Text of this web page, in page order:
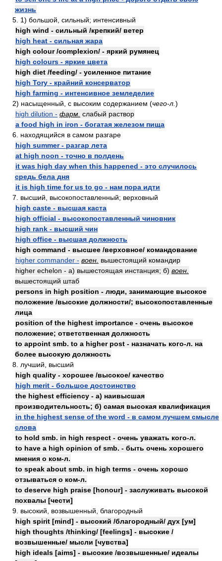
жизнь
5. 1) большой, сильный; интенсивный
high wind - сильный /крепкий/ ветер
high heat - сильная жара
high colour /complexion/ - яркий румянец
high colours - яркие цвета
high diet /feeding/ - усиленное питание
high Tory - крайний консерватор
high farming - интенсивное земледелие
2) насыщенный, с высоким содержанием (чего-л. )
high dilution - фарм. слабый раствор
a food high in iron - богатая железом пища
6. находящийся в самом разгаре
high summer - разгар лета
at high noon - точно в полдень
it was high day when this happened - это случилось
средь бела дня
it is high time for us to go - нам пора идти
7. высший, высокопоставленный; верховный
high caste - высшая каста
high official - высокопоставленный чиновник
high rank - высший чин
high office - высшая должность
high command - высшее /верховное/ командование
higher commander - воен. вышестоящий командир
higher echelon - а) вышестоящая инстанция; б) воен.
вышестоящий штаб
persons in high position - люди, занимающие высокое
положение /высокие должности/; высокопоставленные
лица
position of the highest importance - очень высокое
положение; ответственная должность
to appoint smb. to a higher post - назначать кого-л. на
более высокую должность
8. лучший, высший
high quality - хорошее /высокое/ качество
high merit - большое достоинство
the highest efficiency - а) наивысшая
производительность; б) самая высокая квалификация
in the highest sense of the word - в самом лучшем смысле
слова
to hold smb. in high respect - очень уважать кого-л.
to have a high opinion of smb. - быть очень хорошего
мнения о ком-л.
to speak about smb. in high terms - очень хорошо
отзываться о ком-л.
to deserve high praise [honour] - заслуживать высокой
похвалы [чести]
9. высокий, возвышенный, благородный
high spirit [mind] - высокий /благородный/ дух [ум]
high thoughts /thinking/ [feelings] - высокие /
возвышенные/ мысли [чувства]
high ideals [aims] - высокие /возвышенные/ идеалы